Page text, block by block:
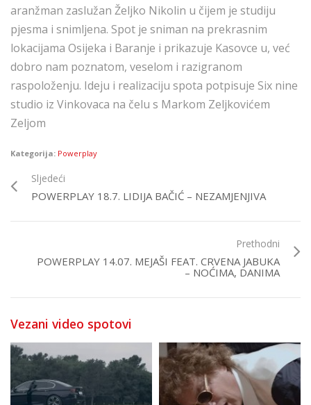
aranžman zaslužan Željko Nikolin u čijem je studiju
pjesma i snimljena. Spot je sniman na prekrasnim
lokacijama Osijeka i Baranje i prikazuje Kasovce u, već
dobro nam poznatom, veselom i razigranom
raspoloženju. Ideju i realizaciju spota potpisuje Six nine
studio iz Vinkovaca na čelu s Markom Zeljkovićem
Zeljom
Kategorija: Powerplay
Sljedeći
POWERPLAY 18.7. LIDIJA BAČIĆ – NEZAMJENJIVA
Prethodni
POWERPLAY 14.07. MEJAŠI FEAT. CRVENA JABUKA
– NOĆIMA, DANIMA
Vezani video spotovi